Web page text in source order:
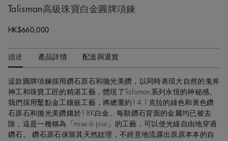
Talisman高級珠寶白金圓牌項鍊
HK$660,000
描述 產品詳情 配送與退貨
這款圓牌項鍊採用鑽石原石和拋光美鑽，以同時表現大自然的鬼斧
神工和珠寶工匠的精湛工藝，體現了Talisman系列永恆的神秘感。
我們採用鑿點金工鑲嵌工藝，將總重約14.1克拉的綠色和黃色鑽
石原石和拋光美鑽鑲於18K白金。每顆鑽石背面的金屬均已被去
除，這是一種稱為「mise à jour」的工藝，可以使光線自由地穿過
鑽石。 鑽石原石保留其天然紋理，不經意地流露出原原本本的自